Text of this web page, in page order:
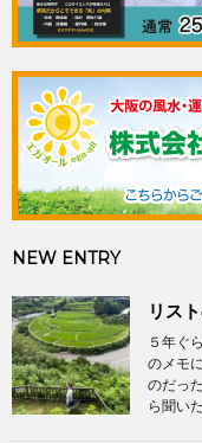
NEW ENTRY
リス
５年ぐ
のメモ
のだっ
ら聞い